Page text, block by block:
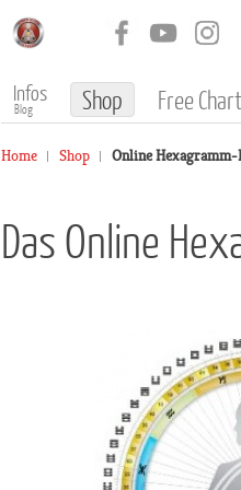
Infos
Blog Shop Free Chart
Home Shop Online Hexagramm-
Das Online